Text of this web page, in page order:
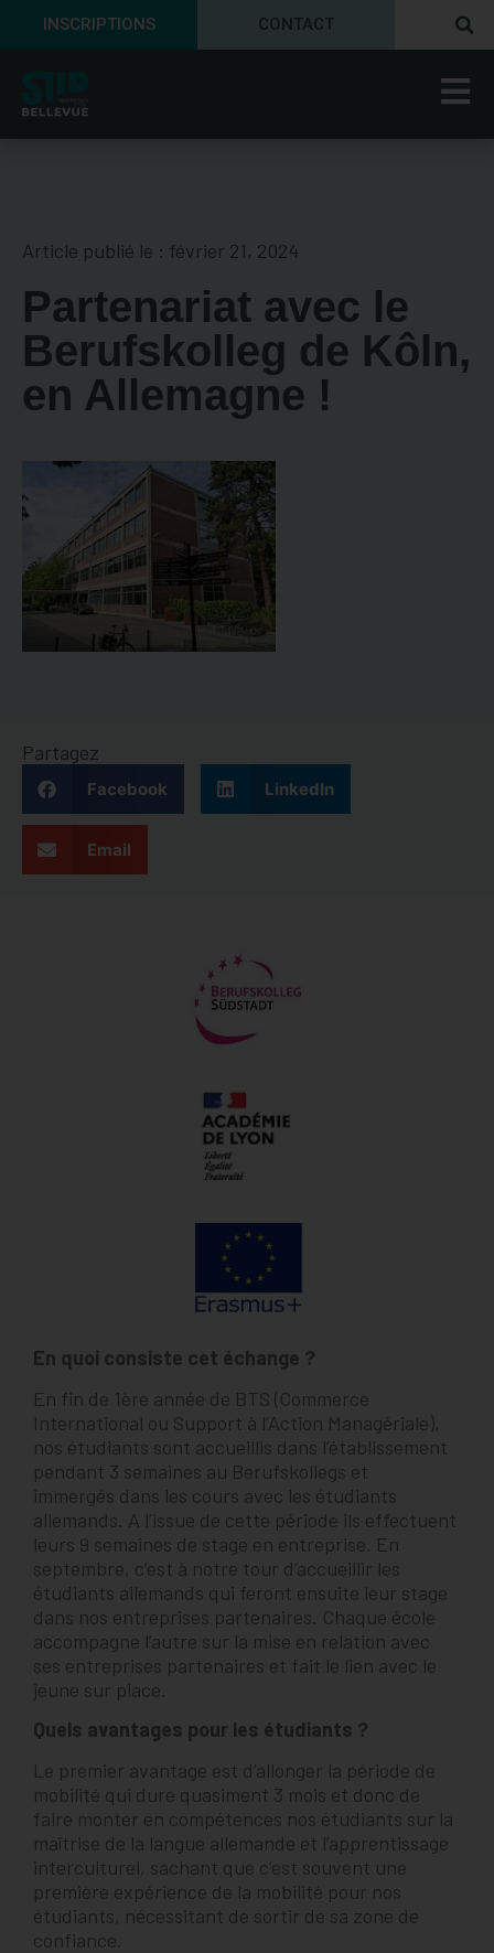
INSCRIPTIONS CONTACT
Article publié le : février 21, 2024
Partenariat avec le
Berufskolleg de Kôln,
en Allemagne !
Partagez
Facebook LinkedIn
Email
En quoi consiste cet échange ?
En fin de 1ère année de BTS (Commerce
International ou Support à l’Action Managériale),
nos étudiants sont accueillis dans l’établissement
pendant 3 semaines au Berufskollegs et
immergés dans les cours avec les étudiants
allemands. A l’issue de cette période ils effectuent
leurs 9 semaines de stage en entreprise. En
septembre, c’est à notre tour d’accueillir les
étudiants allemands qui feront ensuite leur stage
dans nos entreprises partenaires. Chaque école
accompagne l’autre sur la mise en relation avec
ses entreprises partenaires et fait le lien avec le
jeune sur place.
Quels avantages pour les étudiants ?
Le premier avantage est d’allonger la période de
mobilité qui dure quasiment 3 mois et donc de
faire monter en compétences nos étudiants sur la
maîtrise de la langue allemande et l’apprentissage
interculturel, sachant que c’est souvent une
première expérience de la mobilité pour nos
étudiants, nécessitant de sortir de sa zone de
confiance.